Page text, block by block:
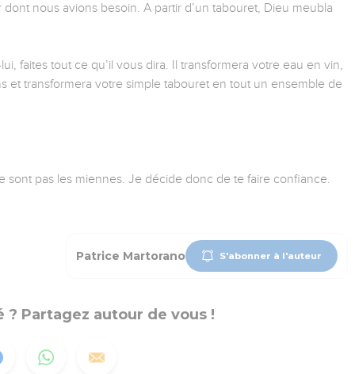
nous avions besoin. A partir d’un tabouret, Dieu meubla
faites tout ce qu’il vous dira. Il transformera votre eau en vin,
et transformera votre simple tabouret en tout un ensemble de
sont pas les miennes. Je décide donc de te faire confiance.
Patrice Martorano S'abonner à l'auteur
? Partagez autour de vous !